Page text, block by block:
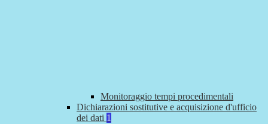
Monitoraggio tempi procedimentali
Dichiarazioni sostitutive e acquisizione d'ufficio
dei dati 1